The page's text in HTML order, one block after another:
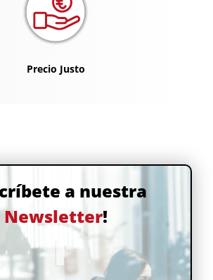
Precio Justo
a nuestra
Newsletter!
NombreNombre